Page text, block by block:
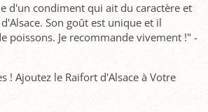
d'un condiment qui ait du caractère et
Son goût est unique et il
poissons. Je recommande vivement !" -
! Ajoutez le Raifort d'Alsace à Votre